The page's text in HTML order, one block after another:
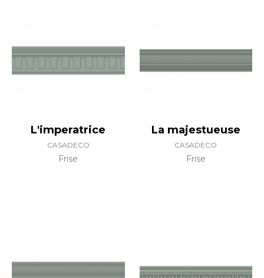
L'imperatrice
CASADECO
Frise
La majestueuse
CASADECO
Frise